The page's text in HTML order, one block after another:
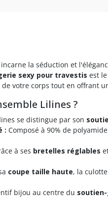
la séduction et
sexy pour travestis est
votre corps tout en offrant
Lilines ?
se distingue par son
: Composé à 90% de
à ses bretelles réglables
coupe taille haute, la
bijou au centre du